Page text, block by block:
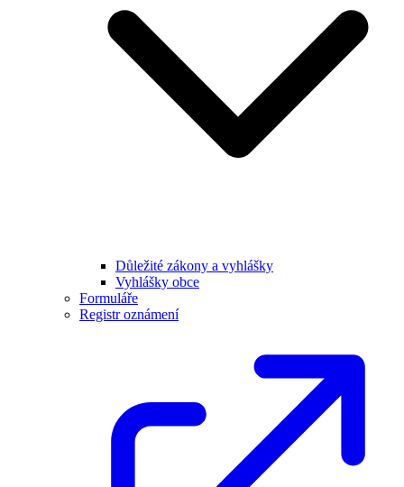
Důležité zákony a vyhlášky
Vyhlášky obce
Formuláře
Registr oznámení